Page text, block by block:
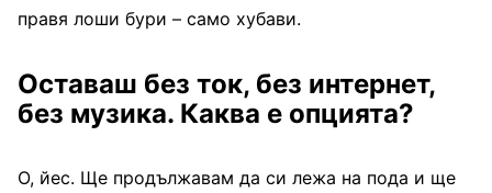
правя лоши бури – само хубави.
Оставаш без ток, без интернет,
без музика. Каква е опцията?
О, йес. Ще продължавам да си лежа на пода и ще